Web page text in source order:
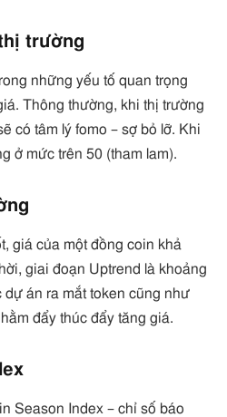
trường
những yếu tố quan trọng
Thông thường, khi thị trường
có tâm lý fomo – sợ bỏ lỡ. Khi
ở mức trên 50 (tham lam).
giá của một đồng coin khả
giai đoạn Uptrend là khoảng
án ra mắt token cũng như
đẩy thúc đẩy tăng giá.
Season Index – chỉ số báo